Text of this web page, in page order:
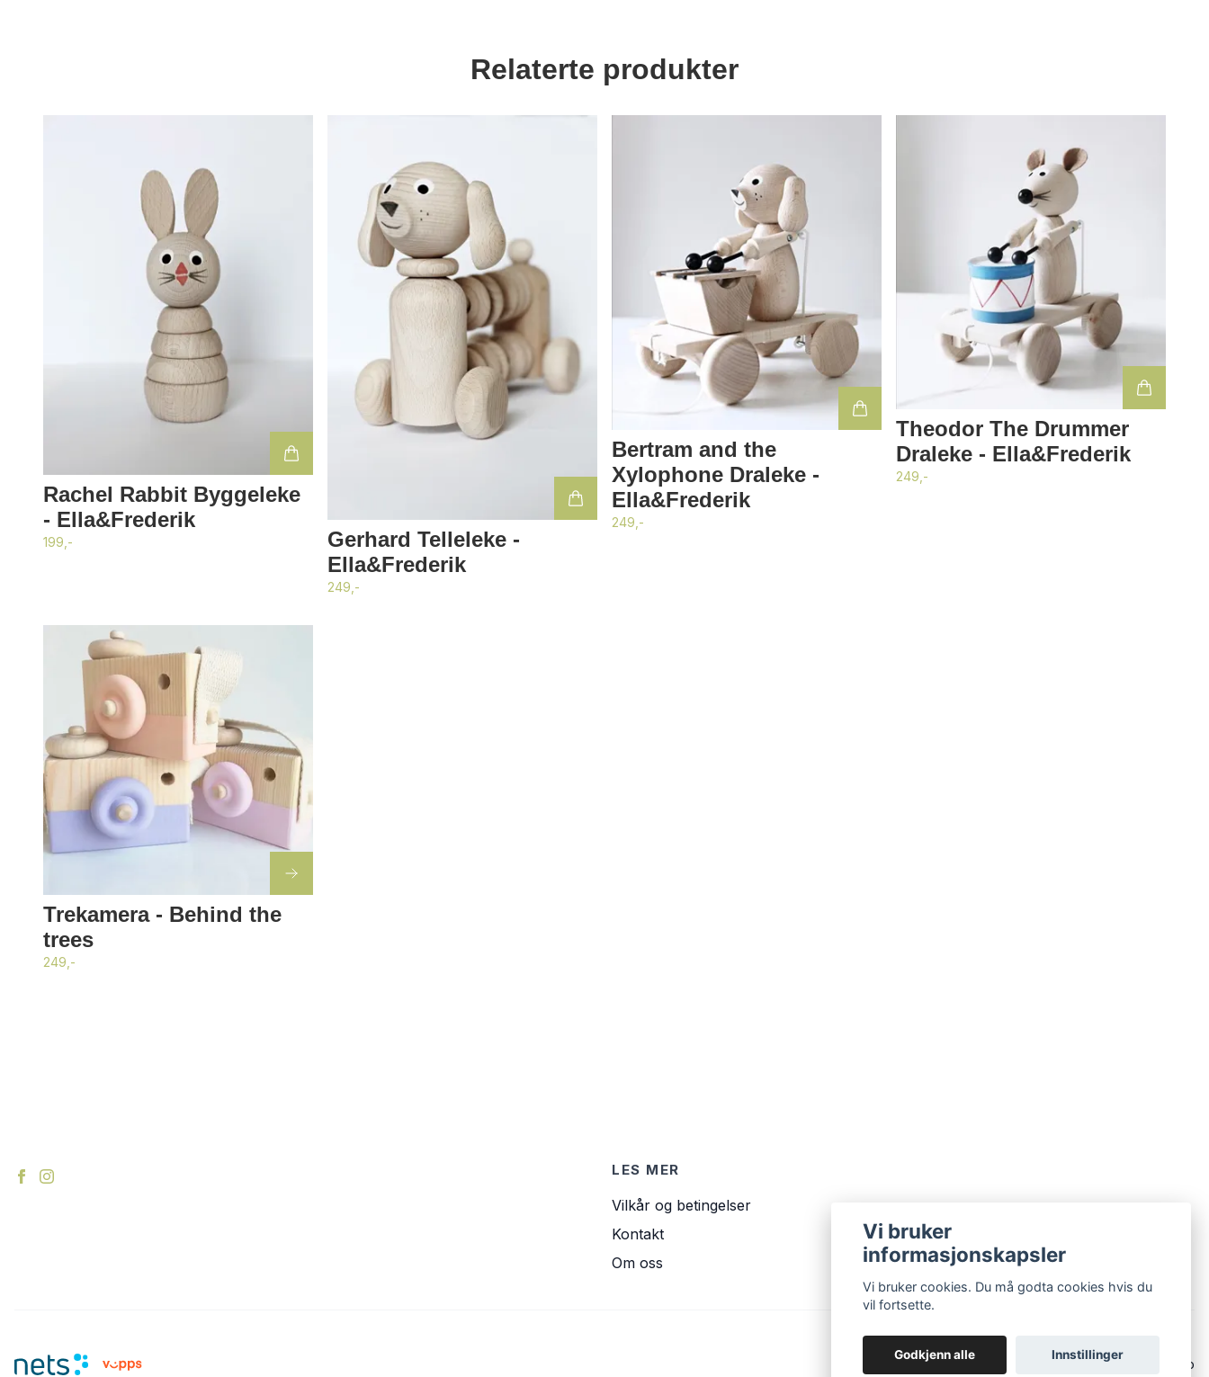
Relaterte produkter
Rachel Rabbit Byggeleke
- Ella&Frederik
199,-
Gerhard Telleleke -
Ella&Frederik
249,-
Bertram and the
Xylophone Draleke -
Ella&Frederik
249,-
Theodor The Drummer
Draleke - Ella&Frederik
249,-
Trekamera - Behind the
trees
249,-
LES MER
Vilkår og betingelser
Kontakt
Om oss
© 2026 Monolo
Vi bruker
informasjonskapsler
Vi bruker cookies. Du må godta cookies hvis du
vil fortsette.
Godkjenn alle Innstillinger